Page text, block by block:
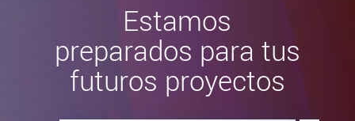
Estamos
preparados para tus
futuros proyectos